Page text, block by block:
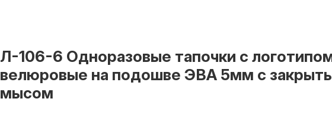
Л-106-6 Одноразовые тапочки с
велюровые на подошве ЭВА 5мм с
мысом